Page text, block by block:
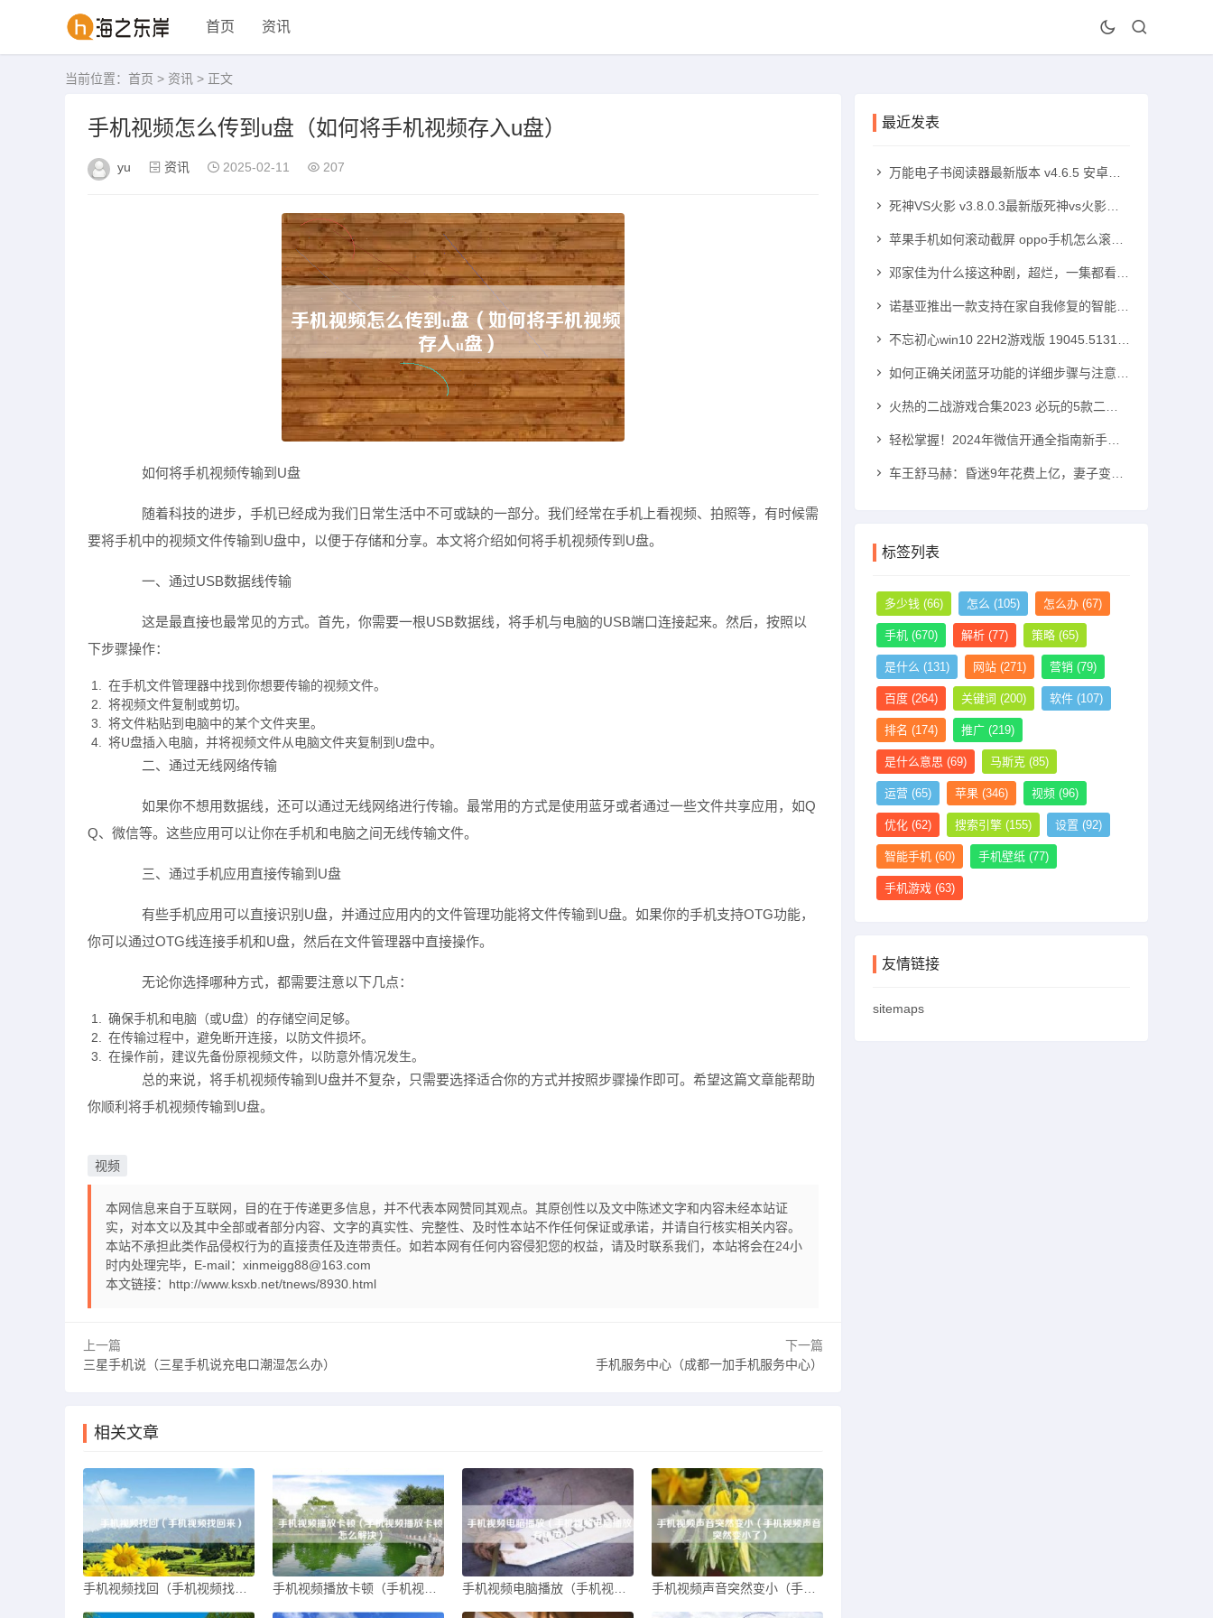
首页 资讯
当前位置： 首页 > 资讯 > 正文
手机视频怎么传到u盘（如何将手机视频存入u盘）
yu 资讯 2025-02-11 207
如何将手机视频传输到U盘
随着科技的进步，手机已经成为我们日常生活中不可或缺的一部分。我们经常在手机上看视频、拍照等，有时候需
要将手机中的视频文件传输到U盘中，以便于存储和分享。本文将介绍如何将手机视频传到U盘。
一、通过USB数据线传输
这是最直接也最常见的方式。首先，你需要一根USB数据线，将手机与电脑的USB端口连接起来。然后，按照以
下步骤操作：
在手机文件管理器中找到你想要传输的视频文件。
将视频文件复制或剪切。
将文件粘贴到电脑中的某个文件夹里。
将U盘插入电脑，并将视频文件从电脑文件夹复制到U盘中。
二、通过无线网络传输
如果你不想用数据线，还可以通过无线网络进行传输。最常用的方式是使用蓝牙或者通过一些文件共享应用，如Q
Q、微信等。这些应用可以让你在手机和电脑之间无线传输文件。
三、通过手机应用直接传输到U盘
有些手机应用可以直接识别U盘，并通过应用内的文件管理功能将文件传输到U盘。如果你的手机支持OTG功能，
你可以通过OTG线连接手机和U盘，然后在文件管理器中直接操作。
无论你选择哪种方式，都需要注意以下几点：
确保手机和电脑（或U盘）的存储空间足够。
在传输过程中，避免断开连接，以防文件损坏。
在操作前，建议先备份原视频文件，以防意外情况发生。
总的来说，将手机视频传输到U盘并不复杂，只需要选择适合你的方式并按照步骤操作即可。希望这篇文章能帮助
你顺利将手机视频传输到U盘。
视频
本网信息来自于互联网，目的在于传递更多信息，并不代表本网赞同其观点。其原创性以及文中陈述文字和内容未经本站证
实，对本文以及其中全部或者部分内容、文字的真实性、完整性、及时性本站不作任何保证或承诺，并请自行核实相关内容。
本站不承担此类作品侵权行为的直接责任及连带责任。如若本网有任何内容侵犯您的权益，请及时联系我们，本站将会在24小
时内处理完毕，E-mail：xinmeigg88@163.com
本文链接： http://www.ksxb.net/tnews/8930.html
上一篇
三星手机说（三星手机说充电口潮湿怎么办）
下一篇
手机服务中心（成都一加手机服务中心）
相关文章
最近发表
万能电子书阅读器最新版本 v4.6.5 安卓版手机txt阅读器「万能电子书阅读器最新版本 v4.6.5 安卓版」
死神VS火影 v3.8.0.3最新版死神vs火影手机版「死神VS火影 v3.8.0.3最新版」
苹果手机如何滚动截屏 oppo手机怎么滚动截屏苹果手机怎么滚动截屏「苹果手机如何滚动截屏 oppo手机怎么滚动截屏」
邓家佳为什么接这种剧，超烂，一集都看不下去！高中可以带手机吗「邓家佳为什么接这种剧，超烂，一集都看不下去！」
诺基亚推出一款支持在家自我修复的智能手机诺基亚智能手机「诺基亚推出一款支持在家自我修复的智能手机」
不忘初心win10 22H2游戏版 19045.5131 x64无更新版windows10手机版「不忘初心win10 22H2游戏版 19045.5131 x64无更新版」
如何正确关闭蓝牙功能的详细步骤与注意事项蓝牙手机「如何正确关闭蓝牙功能的详细步骤与注意事项」
火热的二战游戏合集2023 必玩的5款二战游戏推荐二战游戏手机游戏「火热的二战游戏合集2023 必玩的5款二战游戏推荐」
轻松掌握！2024年微信开通全指南新手机号怎么注册微信「轻松掌握！2024年微信开通全指南」
车王舒马赫：昏迷9年花费上亿，妻子变卖其私人飞机和别墅法拉利手机「车王舒马赫：昏迷9年花费上亿，妻子变卖其私人飞机和别墅」
标签列表
多少钱 (66) 怎么 (105) 怎么办 (67)
手机 (670) 解析 (77) 策略 (65)
是什么 (131) 网站 (271) 营销 (79)
百度 (264) 关键词 (200) 软件 (107)
排名 (174) 推广 (219)
是什么意思 (69) 马斯克 (85)
运营 (65) 苹果 (346) 视频 (96)
优化 (62) 搜索引擎 (155) 设置 (92)
智能手机 (60) 手机壁纸 (77)
手机游戏 (63)
友情链接
sitemaps